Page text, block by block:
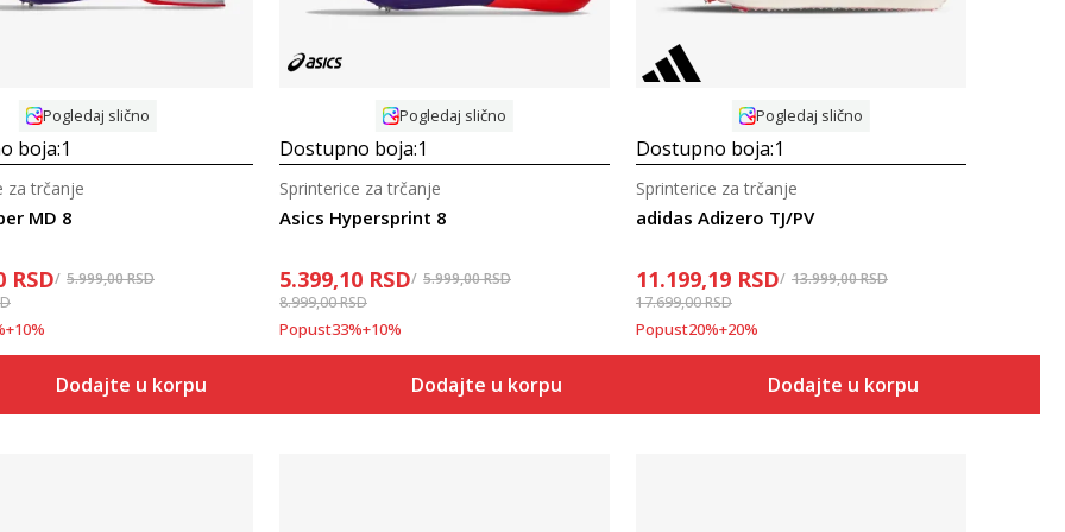
Pogledaj slično
boja:1
MD 8
za trčanje
RSD 5.999,00RSD
+10%
Dodajte u korpu
Pogledaj slično
Dostupno boja:1
Asics Hypersprint 8
Sprinterice za trčanje
5.399,10 RSD 5.999,00RSD
8.999,00RSD
Popust33%+10%
Dodajte u korpu
Pogledaj slično
Dostupno boja:1
adidas Adizero TJ/PV
Sprinterice za trčanje
11.199,19 RSD 13.999,00RSD
17.699,00RSD
Popust20%+20%
Dodajte u korpu